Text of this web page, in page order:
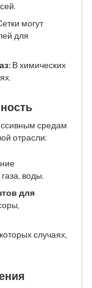
могут
для
В химических
средам
отрасли:
воды.
для
случаях,